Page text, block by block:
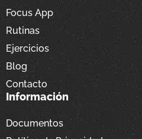
Focus App
Rutinas
Ejercicios
Blog
Contacto
Información
Documentos